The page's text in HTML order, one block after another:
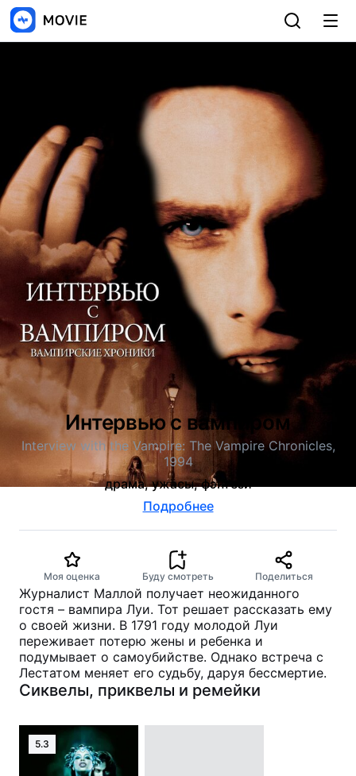
Интервью с вампиром
Interview with the Vampire: The Vampire Chronicles,
1994
драма, ужасы, фэнтези
Подробнее
Моя оценка Буду смотреть Поделиться
Журналист Маллой получает неожиданного
гостя – вампира Луи. Тот решает рассказать ему
о своей жизни. В 1791 году молодой Луи
переживает потерю жены и ребенка и
подумывает о самоубийстве. Однако встреча с
Лестатом меняет его судьбу, даруя бессмертие.
Сиквелы, приквелы и ремейки
5.3